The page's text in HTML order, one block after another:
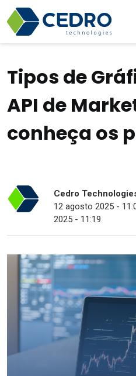
Tipos de
API de
conheça os
Cedro
12 agosto 2025 -
2025 - 11:19